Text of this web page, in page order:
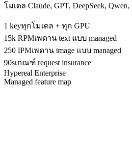
โมเดล Claude, GPT, DeepSeek,
1 keyทุกโมเดล + ทุก GPU
15k RPMเพดาน text แบบ managed
250 IPMเพดาน image แบบ managed
90sเกณฑ์ request insurance
Hypereal Enterprise
Managed feature map